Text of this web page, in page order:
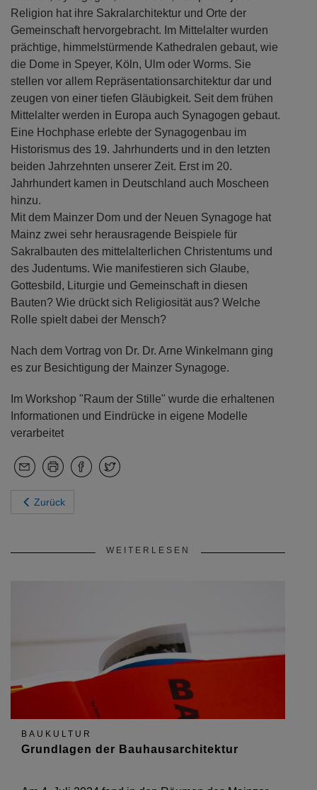
Religion hat ihre Sakralarchitektur und Orte der
Gemeinschaft hervorgebracht. Im Mittelalter wurden
prächtige, himmelstürmende Kathedralen gebaut, wie
die Dome in Speyer, Köln, Ulm oder Worms. Sie
stellen vor allem Repräsentationsarchitektur dar und
zeugen von einer tiefen Gläubigkeit. Seit dem frühen
Mittelalter werden in Europa auch Synagogen gebaut.
Eine Hochphase erlebte der Synagogenbau im
Historismus des 19. Jahrhunderts und in den letzten
beiden Jahrzehnten unserer Zeit. Erst im 20.
Jahrhundert kamen in Deutschland auch Moscheen
hinzu.
Mit dem Mainzer Dom und der Neuen Synagoge hat
Mainz zwei sehr herausragende Beispiele für
Sakralbauten des mittelalterlichen Christentums und
des Judentums. Wie manifestieren sich Glaube,
Gottesbild, Liturgie und Gemeinschaft in diesen
Bauten? Wie drückt sich Religiosität aus? Welche
Rolle spielt dabei der Mensch?
Nach dem Vortrag von Dr. Dr. Arne Winkelmann ging
es zur Besichtigung der Mainzer Synagoge.
Im Workshop "Raum der Stille" wurde die erhaltenen
Informationen und Eindrücke in eigene Modelle
verarbeitet
Zurück
WEITERLESEN
BAUKULTUR
Grundlagen der Bauhausarchitektur